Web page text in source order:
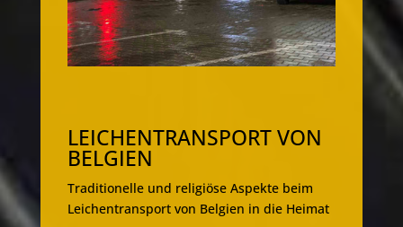
LEICHENTRANSPORT VON
BELGIEN
Traditionelle und religiöse Aspekte beim
Leichentransport von Belgien in die Heimat